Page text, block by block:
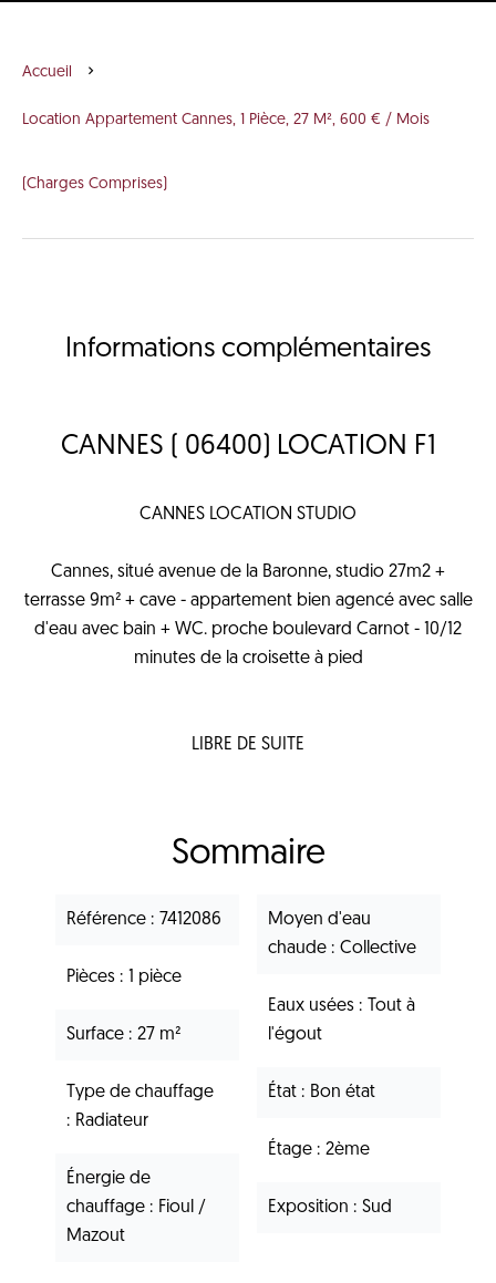
Accueil
Location Appartement Cannes, 1 Pièce, 27 M², 600 € / Mois
(Charges Comprises)
Informations complémentaires
CANNES ( 06400) LOCATION F1
CANNES LOCATION STUDIO
Cannes, situé avenue de la Baronne, studio 27m2 +
terrasse 9m² + cave - appartement bien agencé avec salle
d'eau avec bain + WC. proche boulevard Carnot - 10/12
minutes de la croisette à pied
LIBRE DE SUITE
Sommaire
Référence 7412086
Pièces 1 pièce
Surface 27 m²
Type de chauffage
Radiateur
Énergie de
chauffage
Fioul /
Mazout
Moyen d'eau
chaude
Collective
Eaux usées
Tout à
l'égout
État Bon état
Étage 2ème
Exposition Sud